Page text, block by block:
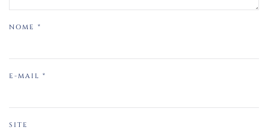
NOME *
E-MAIL *
SITE